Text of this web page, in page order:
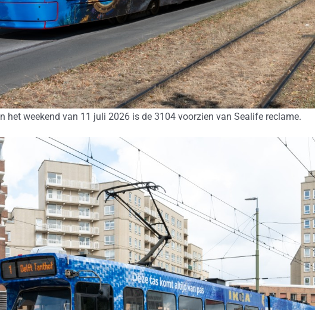
In het weekend van 11 juli 2026 is de 3104 voorzien van Sealife reclame.